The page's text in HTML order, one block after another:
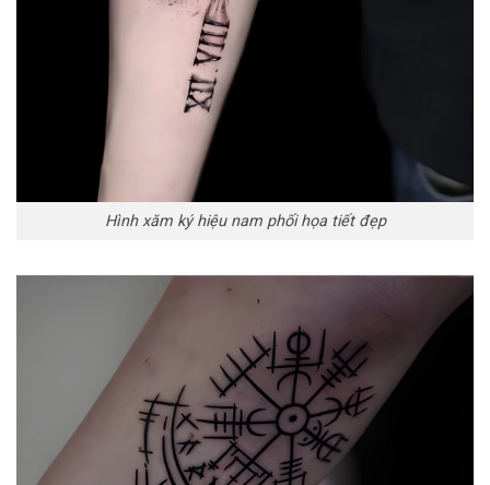
Hình xăm ký hiệu nam phối họa tiết đẹp